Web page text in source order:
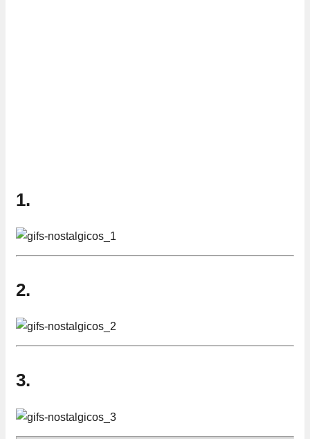
1.
2.
3.